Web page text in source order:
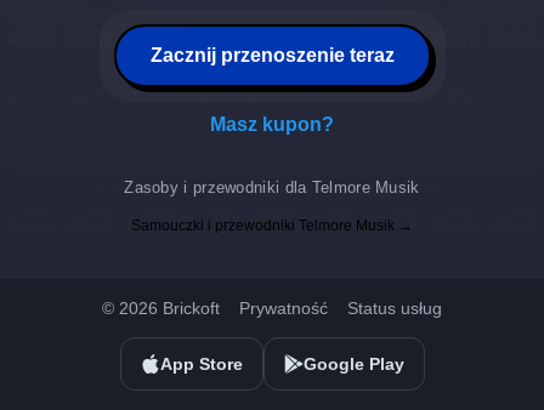
Zacznij przenoszenie teraz
Masz kupon?
Zasoby i przewodniki dla Telmore Musik
Samouczki i przewodniki Telmore Musik →
© 2026 Brickoft Prywatność Status usług
App Store Google Play